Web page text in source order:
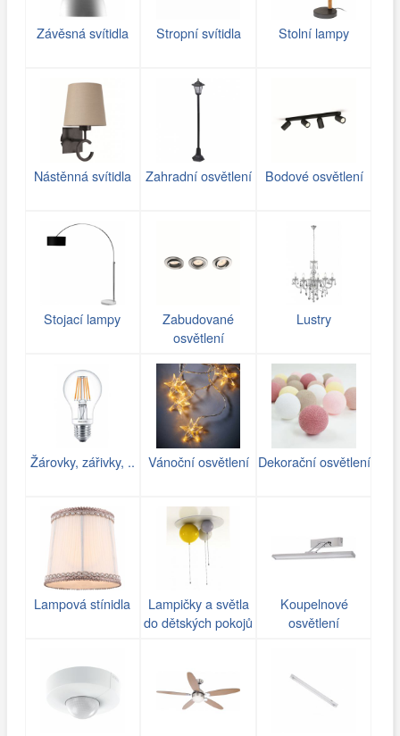
Závěsná svítidla Stropní svítidla Stolní lampy
Nástěnná svítidla Zahradní osvětlení Bodové osvětlení
Stojací lampy
Zabudované
osvětlení
Lustry
Žárovky, zářivky, .. Vánoční osvětlení Dekorační osvětlení
Lampová stínidla
Lampičky a světla
do dětských pokojů
Koupelnové
osvětlení